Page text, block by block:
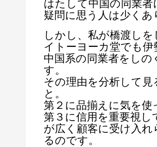
はたして中国の同業
疑問に思う人は少く
しかし、私が橋渡し
イトーヨーカ堂でも
中国系の同業者をし
す。
その理由を分析して
と。
第２に品揃えに気を
第３に信用を重要視し
が広く顧客に受け入
るのです。